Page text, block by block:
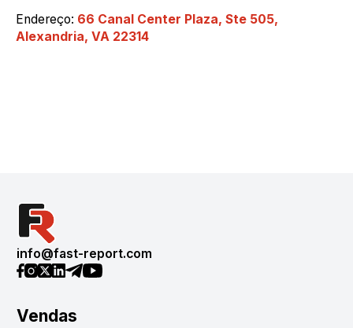
Endereço: 66 Canal Center Plaza, Ste 505,
Alexandria, VA 22314
info@fast-report.com
Vendas